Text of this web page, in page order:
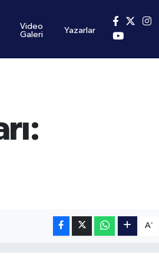
Video
Galeri
Yazarlar
A-